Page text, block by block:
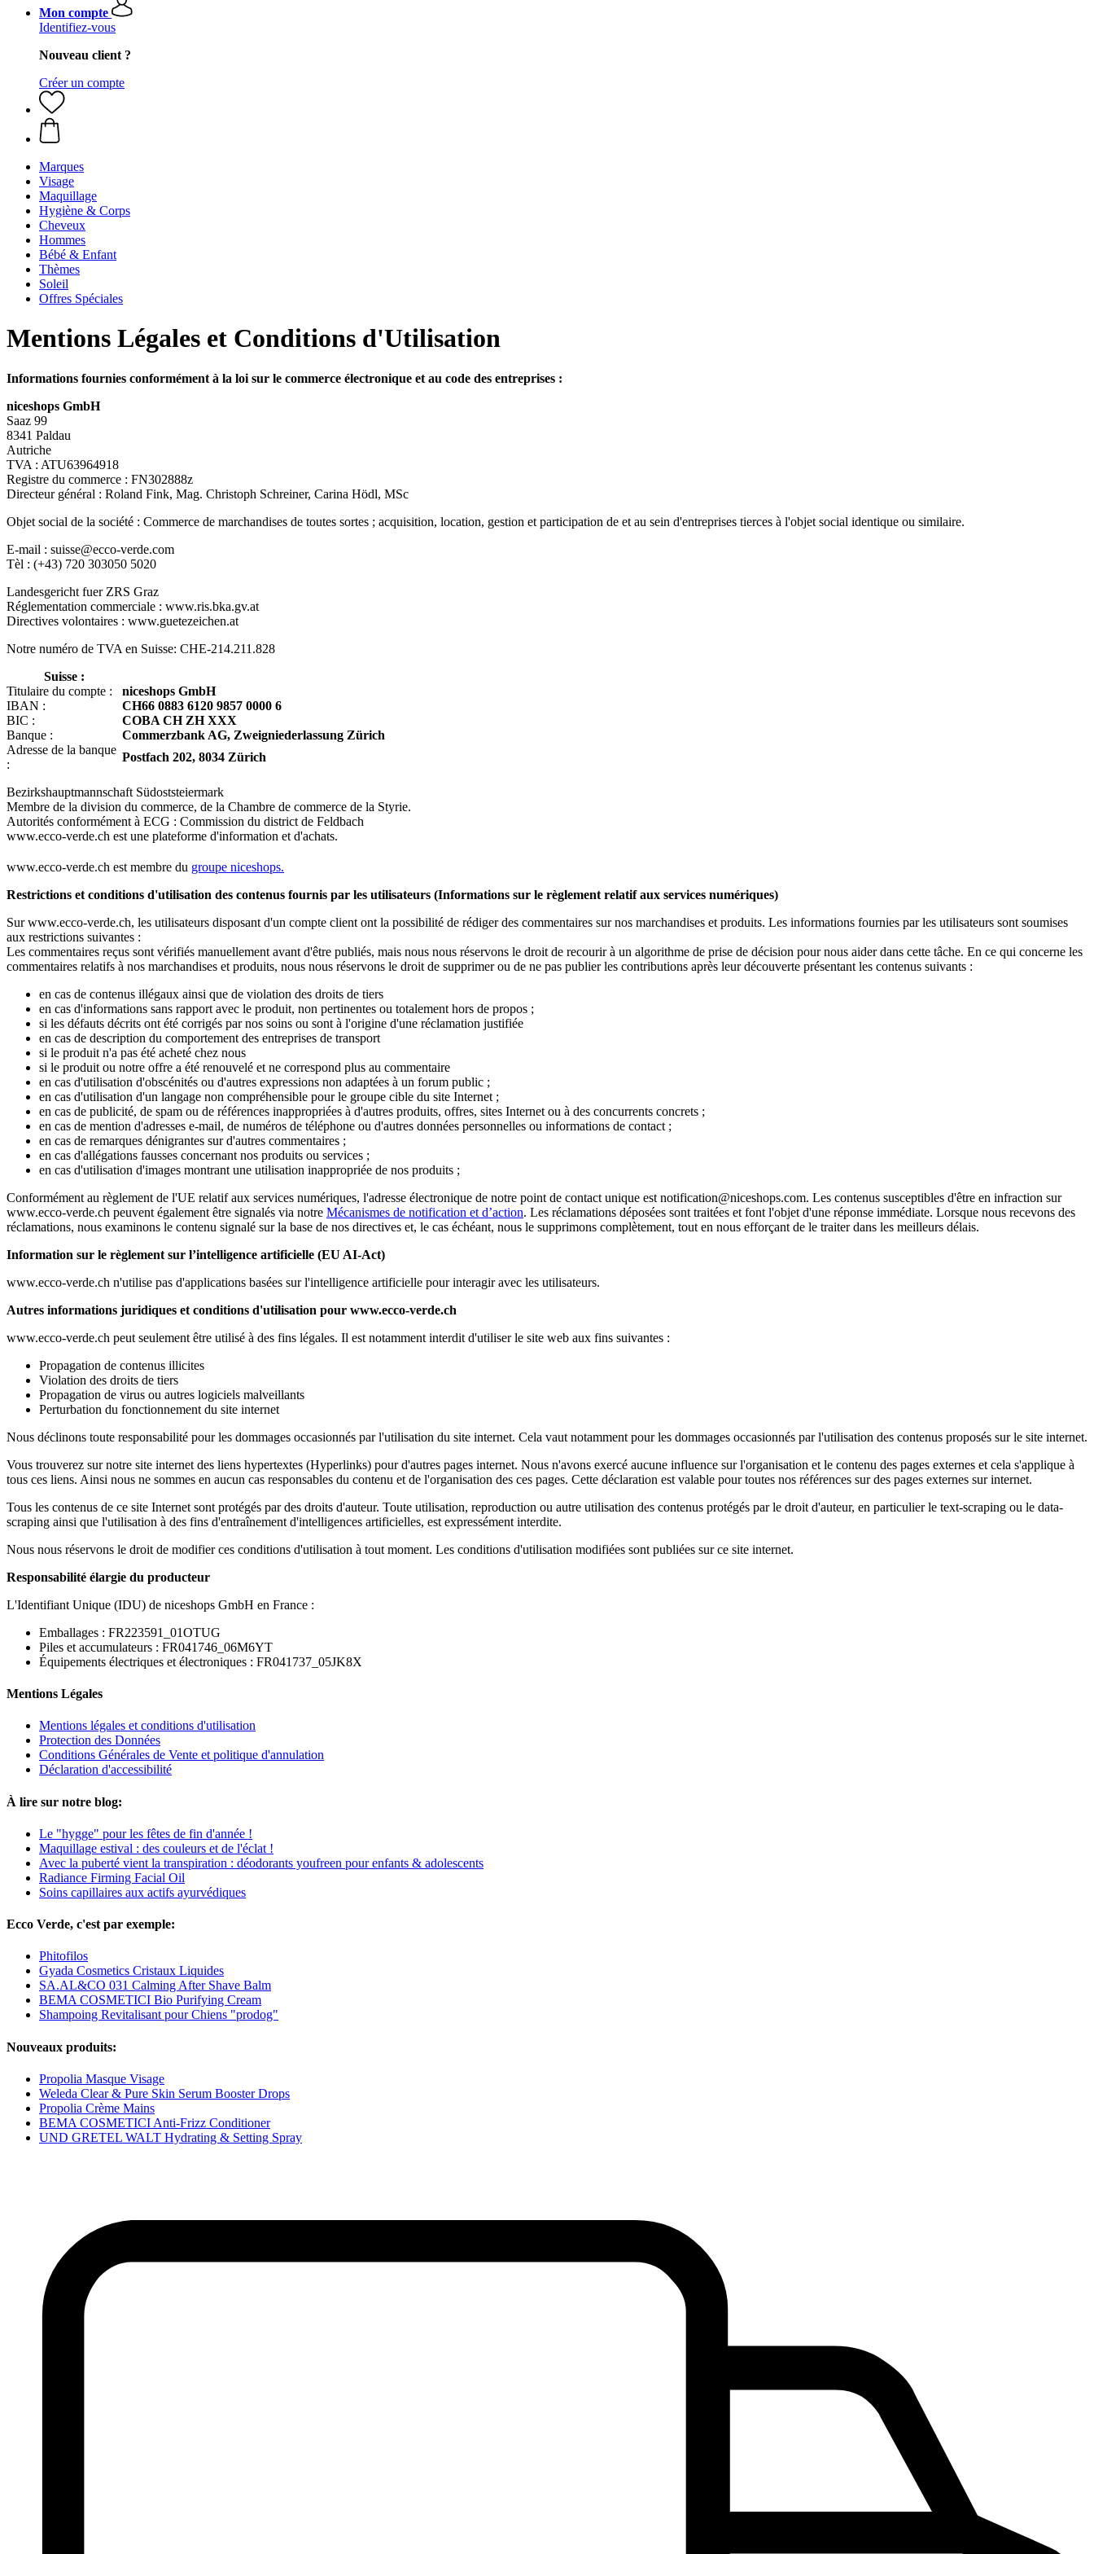
Mon compte
Identifiez-vous
Nouveau client ?
Créer un compte
Marques
Visage
Maquillage
Hygiène & Corps
Cheveux
Hommes
Bébé & Enfant
Thèmes
Soleil
Offres Spéciales
Mentions Légales et Conditions d'Utilisation
Informations fournies conformément à la loi sur le commerce électronique et au code des entreprises :
niceshops GmbH
Saaz 99
8341 Paldau
Autriche
TVA : ATU63964918
Registre du commerce : FN302888z
Directeur général : Roland Fink, Mag. Christoph Schreiner, Carina Hödl, MSc
Objet social de la société : Commerce de marchandises de toutes sortes ; acquisition, location, gestion et participation de et au sein d'entreprises tierces à l'objet social identique ou similaire.
E-mail : suisse@ecco-verde.com
Tèl : (+43) 720 303050 5020
Landesgericht fuer ZRS Graz
Réglementation commerciale : www.ris.bka.gv.at
Directives volontaires : www.guetezeichen.at
Notre numéro de TVA en Suisse: CHE-214.211.828
Suisse :
Titulaire du compte :
niceshops GmbH
IBAN :
CH66 0883 6120 9857 0000 6
BIC :
COBA CH ZH XXX
Banque :
Commerzbank AG, Zweigniederlassung Zürich
Adresse de la banque
:
Postfach 202, 8034 Zürich
Bezirkshauptmannschaft Südoststeiermark
Membre de la division du commerce, de la Chambre de commerce de la Styrie.
Autorités conformément à ECG : Commission du district de Feldbach
www.ecco-verde.ch est une plateforme d'information et d'achats.
www.ecco-verde.ch est membre du groupe niceshops.
Restrictions et conditions d'utilisation des contenus fournis par les utilisateurs (Informations sur le règlement relatif aux services numériques)
Sur www.ecco-verde.ch, les utilisateurs disposant d'un compte client ont la possibilité de rédiger des commentaires sur nos marchandises et produits. Les informations fournies par les utilisateurs sont soumises
aux restrictions suivantes :
Les commentaires reçus sont vérifiés manuellement avant d'être publiés, mais nous nous réservons le droit de recourir à un algorithme de prise de décision pour nous aider dans cette tâche. En ce qui concerne les
commentaires relatifs à nos marchandises et produits, nous nous réservons le droit de supprimer ou de ne pas publier les contributions après leur découverte présentant les contenus suivants :
en cas de contenus illégaux ainsi que de violation des droits de tiers
en cas d'informations sans rapport avec le produit, non pertinentes ou totalement hors de propos ;
si les défauts décrits ont été corrigés par nos soins ou sont à l'origine d'une réclamation justifiée
en cas de description du comportement des entreprises de transport
si le produit n'a pas été acheté chez nous
si le produit ou notre offre a été renouvelé et ne correspond plus au commentaire
en cas d'utilisation d'obscénités ou d'autres expressions non adaptées à un forum public ;
en cas d'utilisation d'un langage non compréhensible pour le groupe cible du site Internet ;
en cas de publicité, de spam ou de références inappropriées à d'autres produits, offres, sites Internet ou à des concurrents concrets ;
en cas de mention d'adresses e-mail, de numéros de téléphone ou d'autres données personnelles ou informations de contact ;
en cas de remarques dénigrantes sur d'autres commentaires ;
en cas d'allégations fausses concernant nos produits ou services ;
en cas d'utilisation d'images montrant une utilisation inappropriée de nos produits ;
Conformément au règlement de l'UE relatif aux services numériques, l'adresse électronique de notre point de contact unique est notification@niceshops.com. Les contenus susceptibles d'être en infraction sur
www.ecco-verde.ch peuvent également être signalés via notre Mécanismes de notification et d’action. Les réclamations déposées sont traitées et font l'objet d'une réponse immédiate. Lorsque nous recevons des
réclamations, nous examinons le contenu signalé sur la base de nos directives et, le cas échéant, nous le supprimons complètement, tout en nous efforçant de le traiter dans les meilleurs délais.
Information sur le règlement sur l’intelligence artificielle (EU AI-Act)
www.ecco-verde.ch n'utilise pas d'applications basées sur l'intelligence artificielle pour interagir avec les utilisateurs.
Autres informations juridiques et conditions d'utilisation pour www.ecco-verde.ch
www.ecco-verde.ch peut seulement être utilisé à des fins légales. Il est notamment interdit d'utiliser le site web aux fins suivantes :
Propagation de contenus illicites
Violation des droits de tiers
Propagation de virus ou autres logiciels malveillants
Perturbation du fonctionnement du site internet
Nous déclinons toute responsabilité pour les dommages occasionnés par l'utilisation du site internet. Cela vaut notamment pour les dommages occasionnés par l'utilisation des contenus proposés sur le site internet.
Vous trouverez sur notre site internet des liens hypertextes (Hyperlinks) pour d'autres pages internet. Nous n'avons exercé aucune influence sur l'organisation et le contenu des pages externes et cela s'applique à
tous ces liens. Ainsi nous ne sommes en aucun cas responsables du contenu et de l'organisation des ces pages. Cette déclaration est valable pour toutes nos références sur des pages externes sur internet.
Tous les contenus de ce site Internet sont protégés par des droits d'auteur. Toute utilisation, reproduction ou autre utilisation des contenus protégés par le droit d'auteur, en particulier le text-scraping ou le data-
scraping ainsi que l'utilisation à des fins d'entraînement d'intelligences artificielles, est expressément interdite.
Nous nous réservons le droit de modifier ces conditions d'utilisation à tout moment. Les conditions d'utilisation modifiées sont publiées sur ce site internet.
Responsabilité élargie du producteur
L'Identifiant Unique (IDU) de niceshops GmbH en France :
Emballages : FR223591_01OTUG
Piles et accumulateurs : FR041746_06M6YT
Équipements électriques et électroniques : FR041737_05JK8X
Mentions Légales
Mentions légales et conditions d'utilisation
Protection des Données
Conditions Générales de Vente et politique d'annulation
Déclaration d'accessibilité
À lire sur notre blog:
Le "hygge" pour les fêtes de fin d'année !
Maquillage estival : des couleurs et de l'éclat !
Avec la puberté vient la transpiration : déodorants youfreen pour enfants & adolescents
Radiance Firming Facial Oil
Soins capillaires aux actifs ayurvédiques
Ecco Verde, c'est par exemple:
Phitofilos
Gyada Cosmetics Cristaux Liquides
SA.AL&CO 031 Calming After Shave Balm
BEMA COSMETICI Bio Purifying Cream
Shampoing Revitalisant pour Chiens "prodog"
Nouveaux produits:
Propolia Masque Visage
Weleda Clear & Pure Skin Serum Booster Drops
Propolia Crème Mains
BEMA COSMETICI Anti-Frizz Conditioner
UND GRETEL WALT Hydrating & Setting Spray